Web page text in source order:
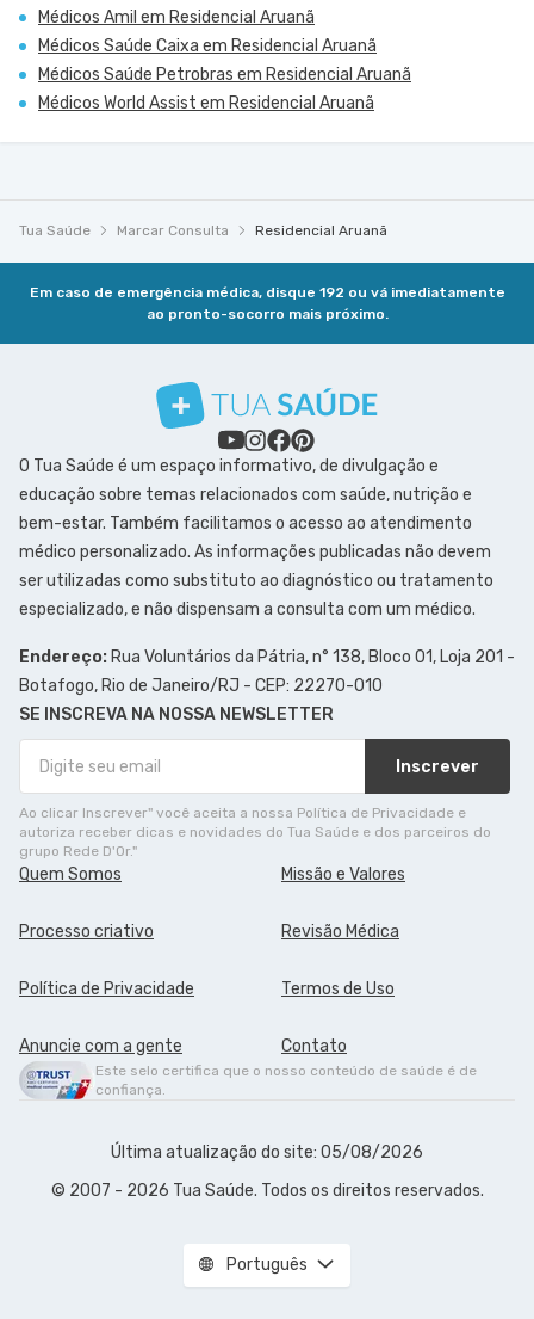
Médicos Amil em Residencial Aruanã
Médicos Saúde Caixa em Residencial Aruanã
Médicos Saúde Petrobras em Residencial Aruanã
Médicos World Assist em Residencial Aruanã
Tua Saúde Marcar Consulta Residencial Aruanã
Em caso de emergência médica, disque 192 ou vá imediatamente
ao pronto-socorro mais próximo.
O Tua Saúde é um espaço informativo, de divulgação e
educação sobre temas relacionados com saúde, nutrição e
bem-estar. Também facilitamos o acesso ao atendimento
médico personalizado. As informações publicadas não devem
ser utilizadas como substituto ao diagnóstico ou tratamento
especializado, e não dispensam a consulta com um médico.
Endereço: Rua Voluntários da Pátria, n° 138, Bloco 01, Loja 201 -
Botafogo, Rio de Janeiro/RJ - CEP: 22270-010
SE INSCREVA NA NOSSA NEWSLETTER
Inscrever
Ao clicar Inscrever" você aceita a nossa Política de Privacidade e
autoriza receber dicas e novidades do Tua Saúde e dos parceiros do
grupo Rede D'Or."
Quem Somos Missão e Valores
Processo criativo Revisão Médica
Política de Privacidade Termos de Uso
Anuncie com a gente Contato
Este selo certifica que o nosso conteúdo de saúde é de
confiança.
Última atualização do site: 05/08/2026
© 2007 - 2026 Tua Saúde. Todos os direitos reservados.
Português